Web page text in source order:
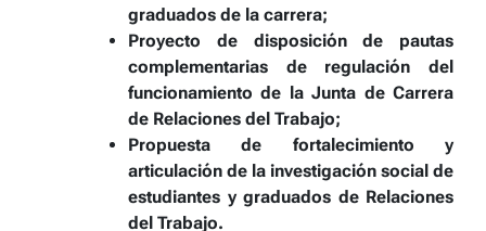
graduados de la carrera;
Proyecto de disposición de pautas
complementarias de regulación del
funcionamiento de la Junta de Carrera
de Relaciones del Trabajo;
Propuesta de fortalecimiento y
articulación de la investigación social de
estudiantes y graduados de Relaciones
del Trabajo.